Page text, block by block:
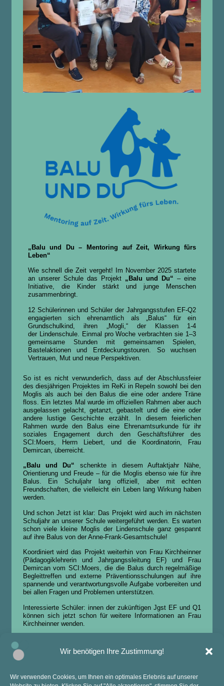
Wir benötigen Ihre Zustimmung!
Wir verwenden Cookies, um Ihnen ein optimales Erlebnis auf unserer
„Balu und Du – Mentoring auf Zeit, Wirkung fürs
Leben“
Wie schnell die Zeit vergeht! Im November 2025 startete
an unserer Schule das Projekt „Balu und Du“ – eine
Initiative, die Kinder stärkt und junge Menschen
zusammenbringt.
12 Schülerinnen und Schüler der Jahrgangsstufen EF-Q2
engagierten sich ehrenamtlich als „Balus“ für ein
Grundschulkind, ihren „Mogli,“ der Klassen 1-4
der Lindenschule. Einmal pro Woche verbrachten sie 1–3
gemeinsame Stunden mit gemeinsamen Spielen,
Bastelaktionen und Entdeckungstouren. So wuchsen
Vertrauen, Mut und neue Perspektiven.
So ist es nicht verwunderlich, dass auf der Abschlussfeier
des diesjährigen Projektes im ReKi in Repeln sowohl bei den
Moglis als auch bei den Balus die eine oder andere Träne
floss. Ein letztes Mal wurde im offiziellen Rahmen aber auch
ausgelassen gelacht, getanzt, gebastelt und die eine oder
andere lustige Geschichte erzählt. In diesem feierlichen
Rahmen wurde den Balus eine Ehrenamtsurkunde für ihr
soziales Engagement durch den Geschäftsführer des
SCI:Moers, Herrn Liebert, und die Koordinatorin, Frau
Demircan, überreicht.
„Balu und Du“ schenkte in diesem Auftaktjahr Nähe,
Orientierung und Freude – für die Moglis ebenso wie für ihre
Balus. Ein Schuljahr lang offiziell, aber mit echten
Freundschaften, die vielleicht ein Leben lang Wirkung haben
werden.
Und schon Jetzt ist klar: Das Projekt wird auch im nächsten
Schuljahr an unserer Schule weitergeführt werden. Es warten
schon viele kleine Moglis der Lindenschule ganz gespannt
auf ihre Balus von der Anne-Frank-Gesamtschule!
Koordiniert wird das Projekt weiterhin von Frau Kirchheinner
(Pädagogiklehrerin und Jahrgangssleitung EF) und Frau
Demircan vom SCI:Moers, die die Balus durch regelmäßige
Begleittreffen und externe Präventionsschulungen auf ihre
spannende und verantwortungsvolle Aufgabe vorbereiten und
bei allen Fragen und Problemen unterstützen.
Interessierte Schüler: innen der zukünftigen Jgst EF und Q1
können sich jetzt schon für weitere Informationen an Frau
Kirchheinner wenden.